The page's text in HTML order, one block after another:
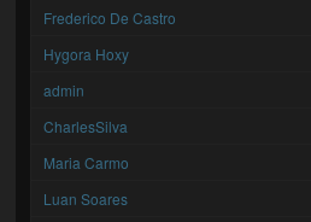
Frederico De Castro
Hygora Hoxy
admin
CharlesSilva
Maria Carmo
Luan Soares